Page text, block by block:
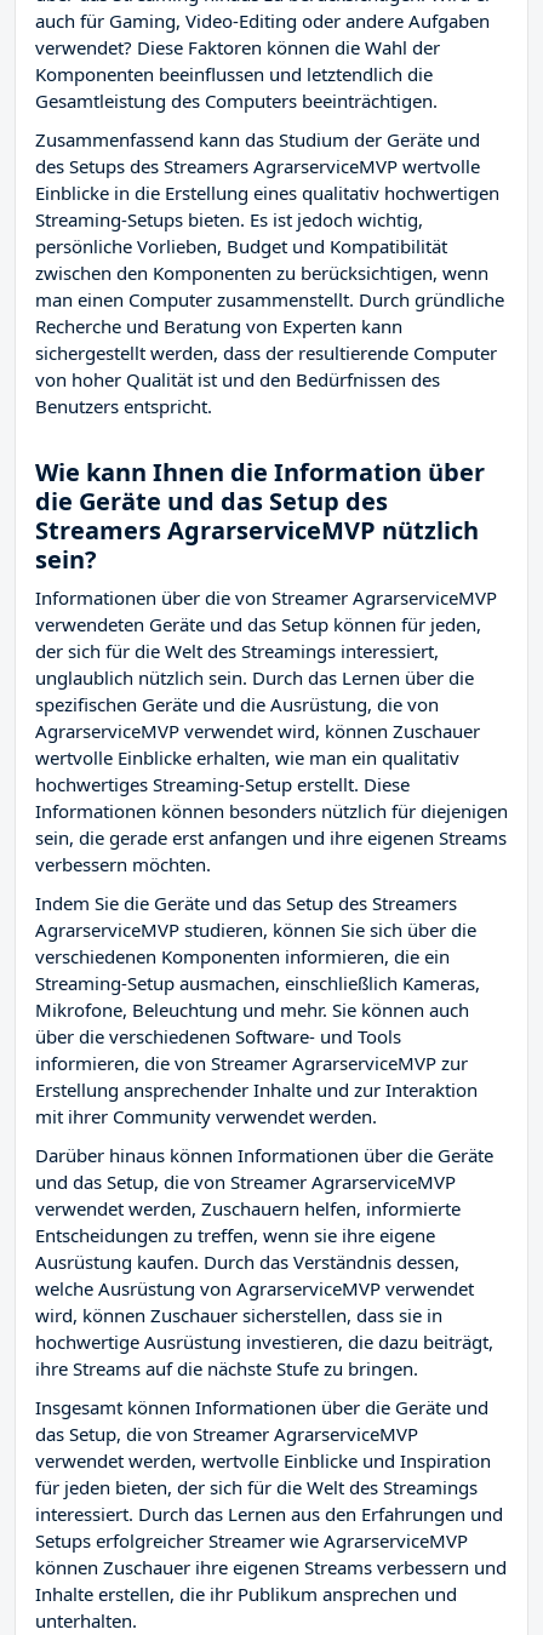
auch für Gaming, Video-Editing oder andere Aufgaben
verwendet? Diese Faktoren können die Wahl der
Komponenten beeinflussen und letztendlich die
Gesamtleistung des Computers beeinträchtigen.
Zusammenfassend kann das Studium der Geräte und
des Setups des Streamers AgrarserviceMVP wertvolle
Einblicke in die Erstellung eines qualitativ hochwertigen
Streaming-Setups bieten. Es ist jedoch wichtig,
persönliche Vorlieben, Budget und Kompatibilität
zwischen den Komponenten zu berücksichtigen, wenn
man einen Computer zusammenstellt. Durch gründliche
Recherche und Beratung von Experten kann
sichergestellt werden, dass der resultierende Computer
von hoher Qualität ist und den Bedürfnissen des
Benutzers entspricht.
Wie kann Ihnen die Information über
die Geräte und das Setup des
Streamers AgrarserviceMVP nützlich
sein?
Informationen über die von Streamer AgrarserviceMVP
verwendeten Geräte und das Setup können für jeden,
der sich für die Welt des Streamings interessiert,
unglaublich nützlich sein. Durch das Lernen über die
spezifischen Geräte und die Ausrüstung, die von
AgrarserviceMVP verwendet wird, können Zuschauer
wertvolle Einblicke erhalten, wie man ein qualitativ
hochwertiges Streaming-Setup erstellt. Diese
Informationen können besonders nützlich für diejenigen
sein, die gerade erst anfangen und ihre eigenen Streams
verbessern möchten.
Indem Sie die Geräte und das Setup des Streamers
AgrarserviceMVP studieren, können Sie sich über die
verschiedenen Komponenten informieren, die ein
Streaming-Setup ausmachen, einschließlich Kameras,
Mikrofone, Beleuchtung und mehr. Sie können auch
über die verschiedenen Software- und Tools
informieren, die von Streamer AgrarserviceMVP zur
Erstellung ansprechender Inhalte und zur Interaktion
mit ihrer Community verwendet werden.
Darüber hinaus können Informationen über die Geräte
und das Setup, die von Streamer AgrarserviceMVP
verwendet werden, Zuschauern helfen, informierte
Entscheidungen zu treffen, wenn sie ihre eigene
Ausrüstung kaufen. Durch das Verständnis dessen,
welche Ausrüstung von AgrarserviceMVP verwendet
wird, können Zuschauer sicherstellen, dass sie in
hochwertige Ausrüstung investieren, die dazu beiträgt,
ihre Streams auf die nächste Stufe zu bringen.
Insgesamt können Informationen über die Geräte und
das Setup, die von Streamer AgrarserviceMVP
verwendet werden, wertvolle Einblicke und Inspiration
für jeden bieten, der sich für die Welt des Streamings
interessiert. Durch das Lernen aus den Erfahrungen und
Setups erfolgreicher Streamer wie AgrarserviceMVP
können Zuschauer ihre eigenen Streams verbessern und
Inhalte erstellen, die ihr Publikum ansprechen und
unterhalten.